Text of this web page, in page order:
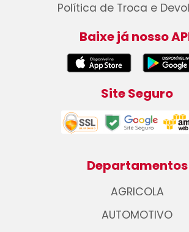
Política de Troca e
Baixe já nosso
Site Seguro
Departamentos
AGRICOLA
AUTOMOTIVO